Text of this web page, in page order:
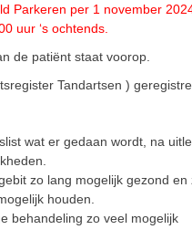
Parkeren per 1 november
uur ‘s ochtends.
de patiënt staat voorop.
Tandartsen )
wat er gedaan wordt, na
zo lang mogelijk gezond en
houden.
behandeling zo veel mogelijk